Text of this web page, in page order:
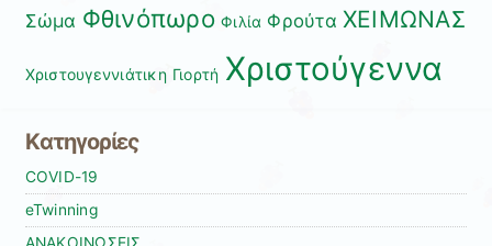
Σώμα Φθινόπωρο Φιλία Φρούτα ΧΕΙΜΩΝΑΣ
Χριστουγεννιάτικη Γιορτή Χριστούγεννα
Kατηγορίες
COVID-19
eTwinning